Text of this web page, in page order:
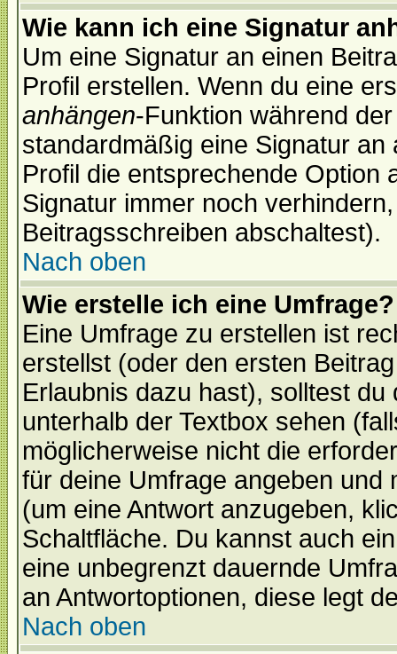
Wie kann ich eine Signatur
Um eine Signatur an einen
Profil erstellen. Wenn du eine
anhängen-Funktion während
standardmäßig eine Signatur
Profil die entsprechende Option
Signatur immer noch
Beitragsschreiben abschaltest).
Nach oben
Wie erstelle ich eine Umfrage?
Eine Umfrage zu erstellen ist
erstellst (oder den ersten
Erlaubnis dazu hast), solltest
unterhalb der Textbox sehen
möglicherweise nicht die
für deine Umfrage angeben und
(um eine Antwort anzugeben,
Schaltfläche. Du kannst auch
eine unbegrenzt dauernde
an Antwortoptionen, diese legt
Nach oben